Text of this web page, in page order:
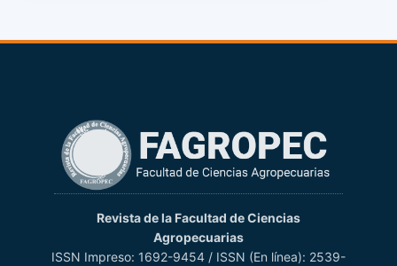
Revista de la Facultad de Ciencias
Agropecuarias
ISSN Impreso: 1692-9454 / ISSN (En línea): 2539-